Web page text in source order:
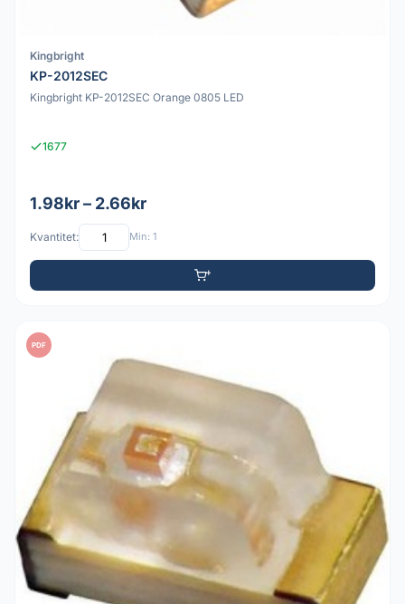
Kingbright
KP-2012SEC
Kingbright KP-2012SEC Orange 0805 LED
1677
1.98kr – 2.66kr
Kvantitet: Min: 1
PDF